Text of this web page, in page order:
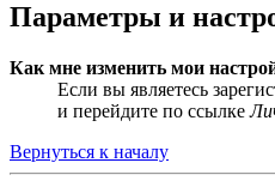
Параметры и
Как мне изменить мои
Если вы являетесь
и перейдите по ссылке
Вернуться к началу